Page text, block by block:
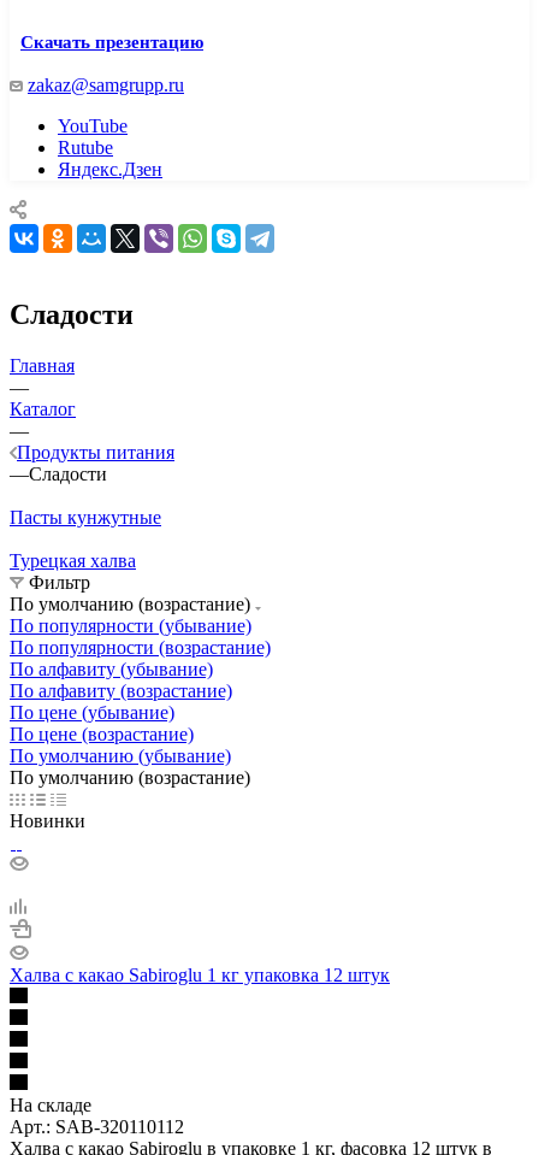
Скачать презентацию
zakaz@samgrupp.ru
YouTube
Rutube
Яндекс.Дзен
Сладости
Главная
—
Каталог
—
Продукты питания
—Сладости
Пасты кунжутные
Турецкая халва
Фильтр
По умолчанию (возрастание)
По популярности (убывание)
По популярности (возрастание)
По алфавиту (убывание)
По алфавиту (возрастание)
По цене (убывание)
По цене (возрастание)
По умолчанию (убывание)
По умолчанию (возрастание)
Новинки
Халва с какао Sabiroglu 1 кг упаковка 12 штук
На складе
Арт.: SAB-320110112
Халва с какао Sabiroglu в упаковке 1 кг, фасовка 12 штук в